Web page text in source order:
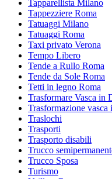
Tapparellista Milano
Tappezziere Roma
Tatuaggi Milano
Tatuaggi Roma
Taxi privato Verona
Tempo Libero
Tende a Rullo Roma
Tende da Sole Roma
Tetti in legno Roma
Trasformare Vasca in
Trasformazione vasca
Traslochi
Trasporti
Trasporto disabili
Trucco
Trucco Sposa
Turismo